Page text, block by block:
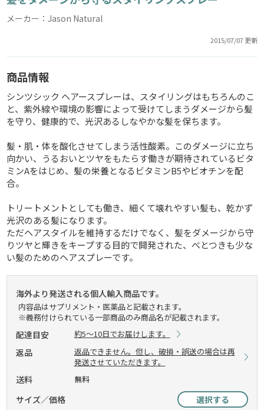
メーカー：Jason Natural
2015/07/07 更新
商品情報
シンツシック ヘアースプレーは、スタイリングはもちろんのこ
と、紫外線や環境の影響によって受けてしまうダメージから髪
を守り、健康的で、光沢あるしなやかな髪を保ちます。
髪・肌・体を酸化させてしまう活性酸素。このダメージに立ち
向かい、うるおいとツヤをもたらす働きが期待されているビタ
ミンAをはじめ、髪の栄養となるビタミンB5やビオチンを配
合。
トリートメントとしても働き、細くて壊れやすい髪も、乾かず
光沢のある髪になります。
ただヘアスタイルを維持するだけでなく、髪をダメージから守
りツヤと輝きをキープする目的で開発された、べとつきも少な
い髪のためのヘアスプレーです。
海外より発送される個人輸入商品です。
内容品はサプリメント・医薬品と記載されます。
※義務付けられている一部商品のみ商品名が記載されます。
配達目安 約5～10日でお届けします。
返品
返品できません。但し、破損・誤送の場合は再
発送させていただきます。
送料 無料
サイズ／価格 選択する